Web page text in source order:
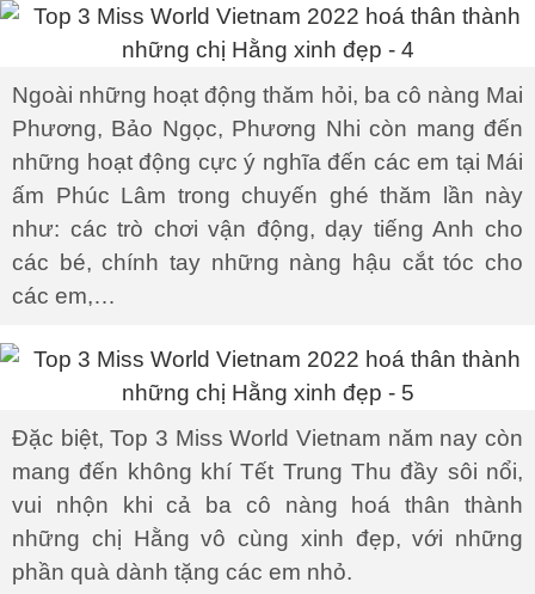
Ngoài những hoạt động thăm hỏi, ba cô nàng Mai
Phương, Bảo Ngọc, Phương Nhi còn mang đến
những hoạt động cực ý nghĩa đến các em tại Mái
ấm Phúc Lâm trong chuyến ghé thăm lần này
như: các trò chơi vận động, dạy tiếng Anh cho
các bé, chính tay những nàng hậu cắt tóc cho
các em,…
Đặc biệt, Top 3 Miss World Vietnam năm nay còn
mang đến không khí Tết Trung Thu đầy sôi nổi,
vui nhộn khi cả ba cô nàng hoá thân thành
những chị Hằng vô cùng xinh đẹp, với những
phần quà dành tặng các em nhỏ.